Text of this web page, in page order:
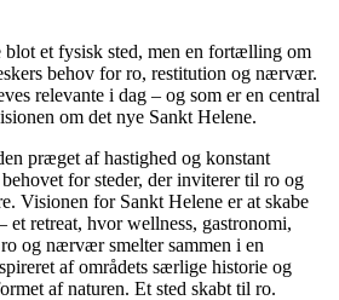
et fysisk sted, men en fortælling om
behov for ro, restitution og nærvær.
relevante i dag – og som er en central
om det nye Sankt Helene.
præget af hastighed og konstant
for steder, der inviterer til ro og
Visionen for Sankt Helene er at skabe
et retreat, hvor wellness, gastronomi,
og nærvær smelter sammen i en
af områdets særlige historie og
af naturen. Et sted skabt til ro.